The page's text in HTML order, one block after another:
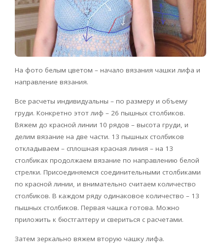
На фото белым цветом – начало вязания чашки лифа и
направление вязания.
Все расчеты индивидуальны – по размеру и объему
груди. Конкретно этот лиф – 26 пышных столбиков.
Вяжем до красной линии 10 рядов – высота груди, и
делим вязание на две части. 13 пышных столбиков
откладываем – сплошная красная линия – на 13
столбиках продолжаем вязание по направлению белой
стрелки. Присоединяемся соединительными столбиками
по красной линии, и внимательно считаем количество
столбиков. В каждом ряду одинаковое количество – 13
пышных столбиков. Первая чашка готова. Можно
приложить к бюстгалтеру и свериться с расчетами.
Затем зеркально вяжем вторую чашку лифа.